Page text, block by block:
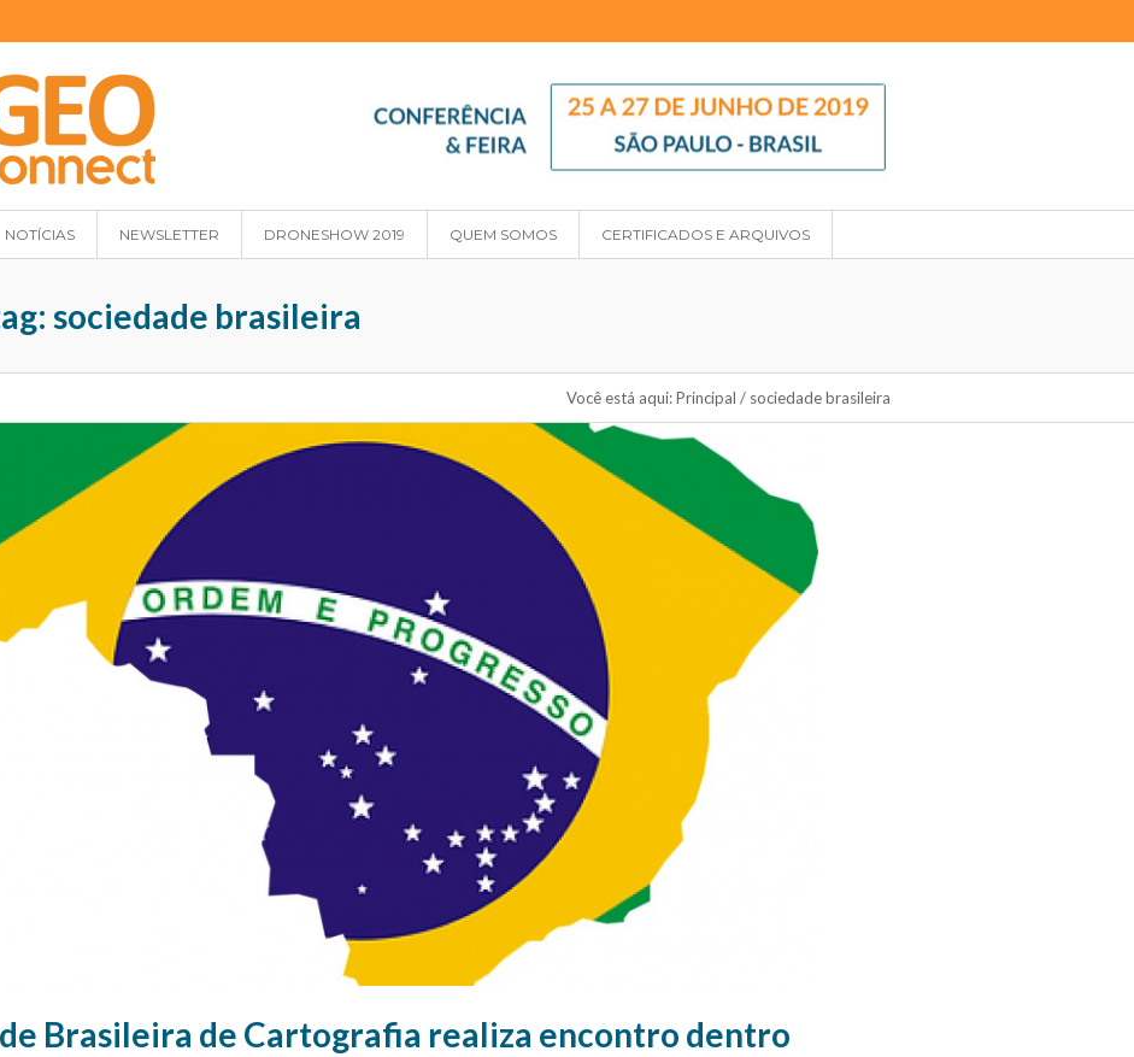
NOTÍCIAS NEWSLETTER DRONESHOW 2019 QUEM SOMOS CERTIFICADOS E ARQUIVOS
sociedade brasileira
Você está aqui:Principal / sociedade brasileira
Brasileira de Cartografia realiza encontro dentro